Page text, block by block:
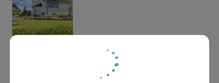
Källdisvägen
Utfört